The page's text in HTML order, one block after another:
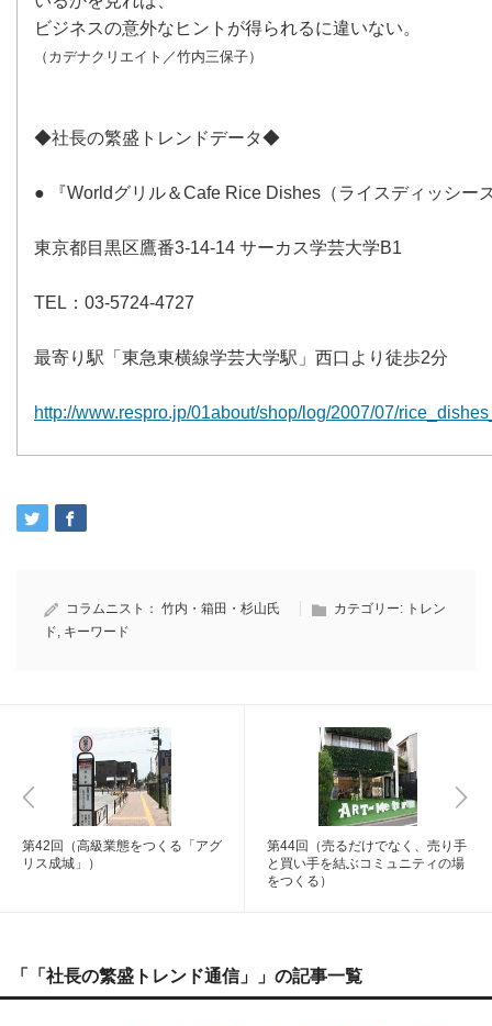
ビジネスの意外なヒントが得られるに違いない。
（カデナクリエイト／竹内三保子）
◆社長の繁盛トレンドデータ◆
● 『Worldグリル＆Cafe Rice Dishes（ライスディッシー
東京都目黒区鷹番3-14-14 サーカス学芸大学B1
TEL ：03-5724-4727
最寄り駅「東急東横線学芸大学駅」西口より徒歩2分
http://www.respro.jp/01about/shop/log/2007/07/
コラムニスト： 竹内・箱田・杉山氏 カテゴリー: トレン
ド, キーワード
第42回（高級業態をつくる「アグ
リス成城」）
第44回（売るだけでなく、売り手
と買い手を結ぶコミュニティの場
をつくる）
「「社長の繁盛トレンド通信」」の記事一覧